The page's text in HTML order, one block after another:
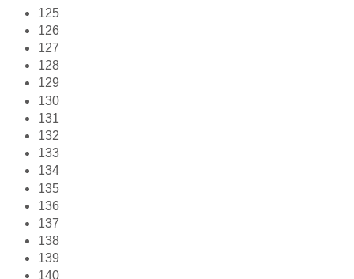
125
126
127
128
129
130
131
132
133
134
135
136
137
138
139
140